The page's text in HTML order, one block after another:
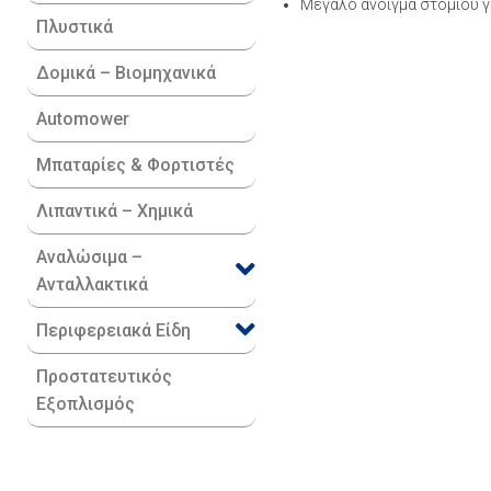
Πλυστικά
Δομικά – Βιομηχανικά
Automower
Μπαταρίες & Φορτιστές
Λιπαντικά – Χημικά
Αναλώσιμα –
Ανταλλακτικά
Περιφερειακά Είδη​
Προστατευτικός
Εξοπλισμός
Μεγάλο άνοιγμα στομίου